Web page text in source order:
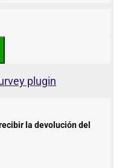
plugin
la devolución del